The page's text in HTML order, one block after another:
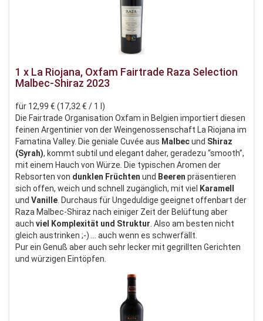
1 x La Riojana, Oxfam Fairtrade Raza Selection
Malbec-Shiraz 2023
für 12,99 € (17,32 € / 1 l)
Die Fairtrade Organisation Oxfam in Belgien importiert diesen
feinen Argentinier von der Weingenossenschaft La Riojana im
Famatina Valley. Die geniale Cuvée aus Malbecund Shiraz
(Syrah), kommt subtil und elegant daher, geradezu “smooth”,
mit einem Hauch von Würze. Die typischen Aromen der
Rebsorten von dunklen Früchten und Beeren präsentieren
sich offen, weich und schnell zugänglich, mit viel
Karamell
und Vanille . Durchaus für Ungeduldige geeignet offenbart der
Raza Malbec-Shiraz nach einiger Zeit der Belüftung aber
auch viel Komplexität und Struktur . Also am besten nicht
gleich austrinken ;-) … auch wenn es schwerfällt.
Pur ein Genuß aber auch sehr lecker mit gegrillten Gerichten
und würzigen Eintöpfen.